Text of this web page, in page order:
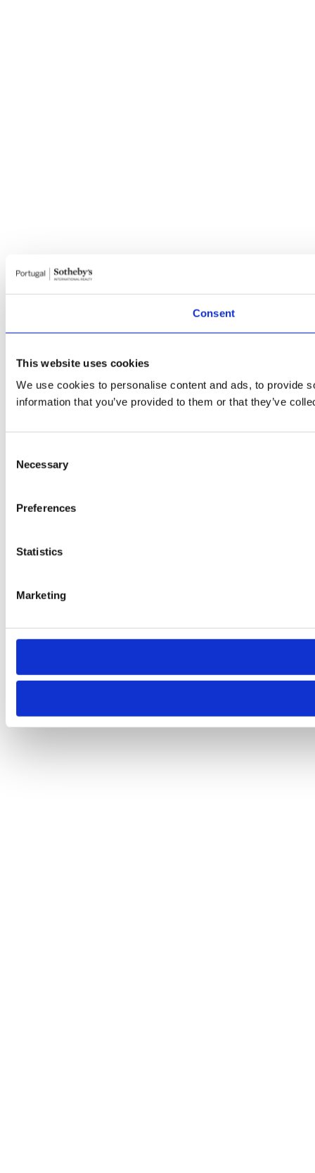
Consent
This website uses cookies
We use cookies to personalise content and ads, to provide
information that you’ve provided to them or that they’ve
Selection
Necessary
Preferences
Statistics
Marketing